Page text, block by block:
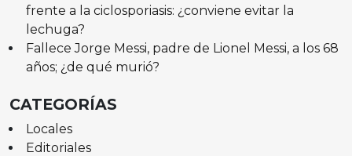
frente a la ciclosporiasis: ¿conviene evitar la
lechuga?
Fallece Jorge Messi, padre de Lionel Messi, a los 68
años; ¿de qué murió?
CATEGORÍAS
Locales
Editoriales